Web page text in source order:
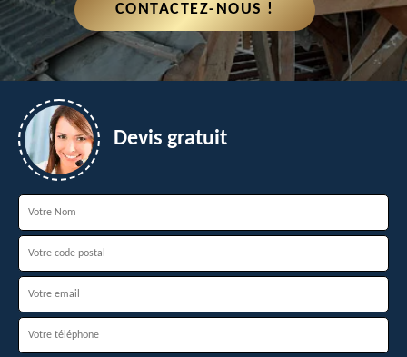
CONTACTEZ-NOUS !
Devis gratuit